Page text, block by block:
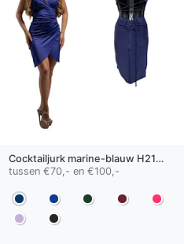
Cocktailjurk marine-blauw H2132
tussen €70,- en €100,-